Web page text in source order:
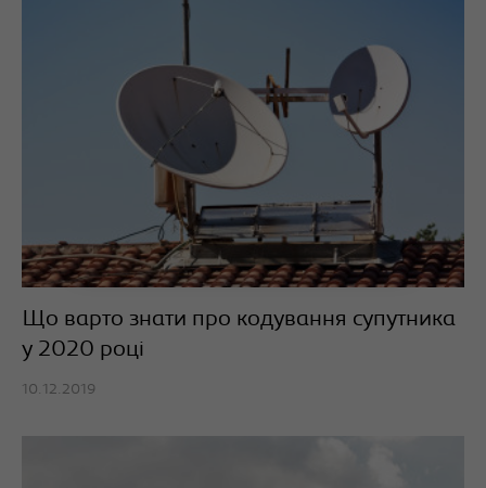
Що варто знати про кодування супутника
у 2020 році
10.12.2019